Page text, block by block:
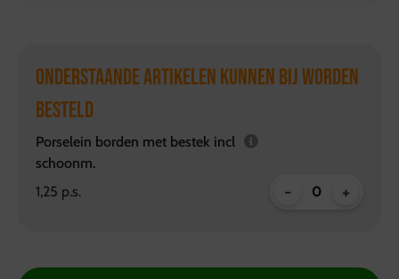
ONDERSTAANDE ARTIKELEN KUNNEN BIJ WORDEN
BESTELD
Porselein borden met bestek incl
schoonm.
1,25 p.s.
- +